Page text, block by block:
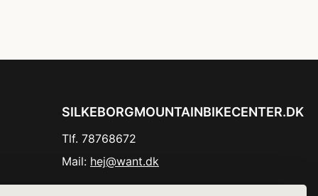
SILKEBORGMOUNTAINBIKECENTER.DK
Tlf. 78768672
Mail: hej@want.dk